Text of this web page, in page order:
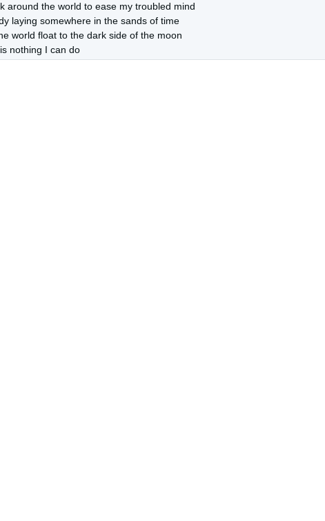
around the world to ease my troubled mind
laying somewhere in the sands of time
world float to the dark side of the moon
nothing I can do